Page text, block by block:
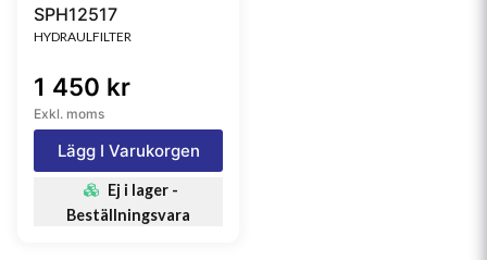
SPH12517
HYDRAULFILTER
1 450 kr
Exkl. moms
Lägg I Varukorgen
Ej i lager -
Beställningsvara